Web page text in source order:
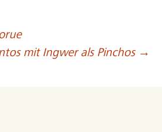
mit Ingwer als Pinchos →